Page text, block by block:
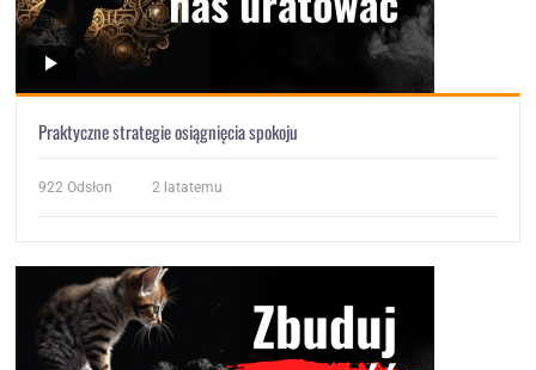
Praktyczne strategie osiągnięcia spokoju
922 Odsłon 2 latatemu